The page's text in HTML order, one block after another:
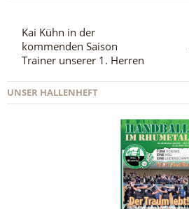
Kai Kühn in der
kommenden Saison
Trainer unserer 1. Herren
UNSER HALLENHEFT